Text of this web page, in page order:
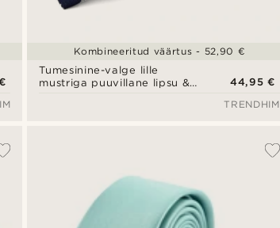
Tumesinine-valge lille
mustriga puuvillane lipsu &
44,95 €
Kombineeritud väärtus - 52,90 €
TRENDHIM